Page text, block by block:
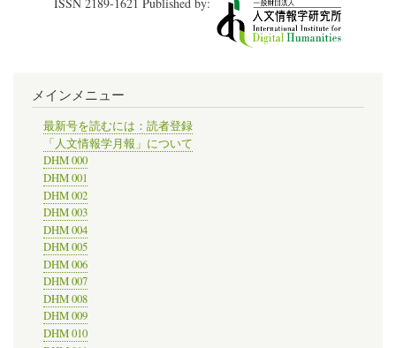
タ
に
関
す
る
シ
ISSN 2189-1621 Published by:
メインメニュー
最新号を読むには：読者登録
「人文情報学月報」について
DHM 000
DHM 001
DHM 002
DHM 003
DHM 004
DHM 005
DHM 006
DHM 007
DHM 008
DHM 009
DHM 010